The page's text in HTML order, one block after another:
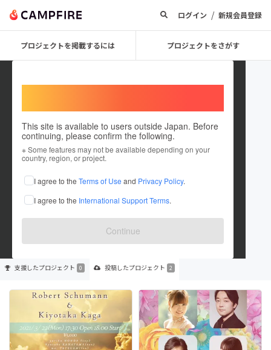
ログイン / 新規会員登録
プロジェクトを掲載するには プロジェクトをさがす
This site is available to users outside Japan. Before
continuing, please confirm the following.
※ Some features may not be available depending on your
country, region, or project.
I agree to the Terms of Use and Privacy Policy.
I agree to the International Support Terms.
Continue
girasolemusic
これまでに2件のプロジェクトを投稿しています
在住国：未設定
出身国：未設定
支援したプロジェクト 0 投稿したプロジェクト 2